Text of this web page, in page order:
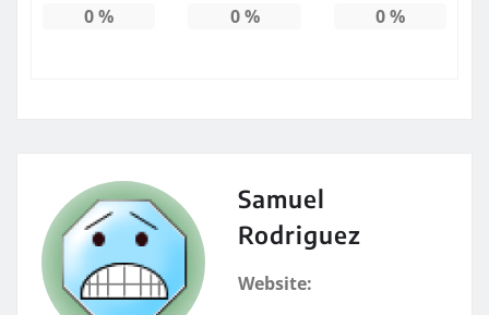
0% 0% 0%
Samuel
Rodriguez
Website: